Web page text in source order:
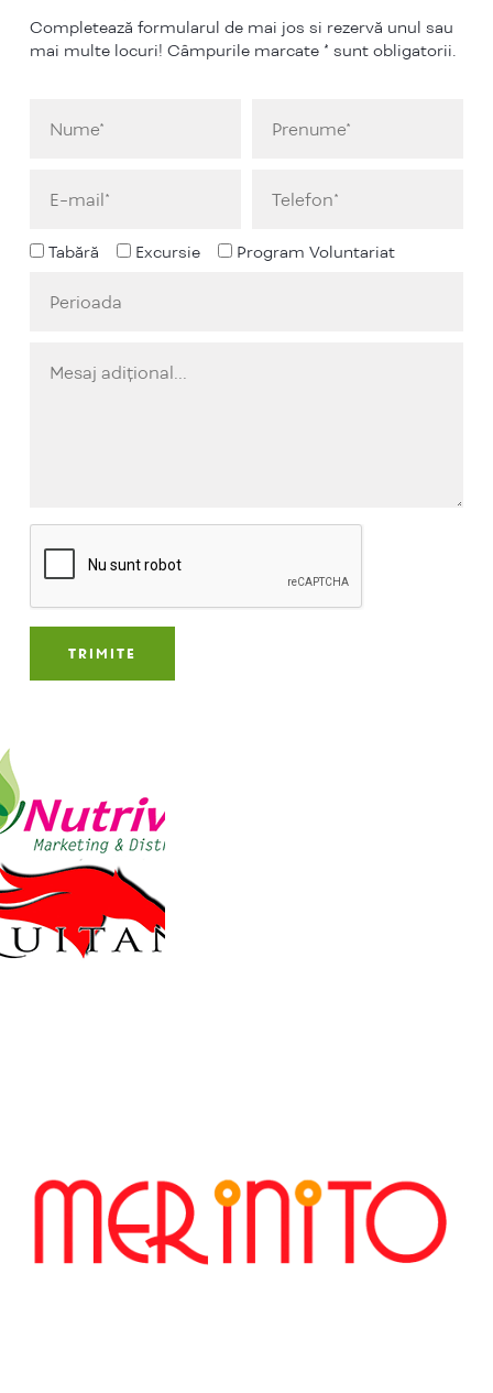
Completează formularul de mai jos si rezervă unul sau
mai multe locuri! Câmpurile marcate * sunt obligatorii.
Tabără Excursie Program Voluntariat